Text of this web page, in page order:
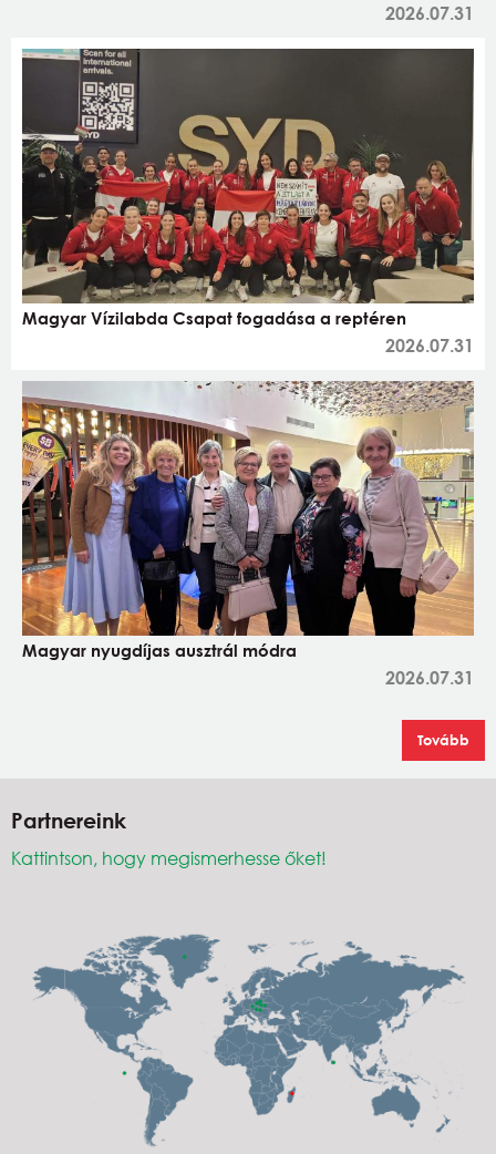
2026.07.31
Magyar Vízilabda Csapat fogadása a reptéren
2026.07.31
Magyar nyugdíjas ausztrál módra
2026.07.31
Tovább
Partnereink
Kattintson, hogy megismerhesse őket!